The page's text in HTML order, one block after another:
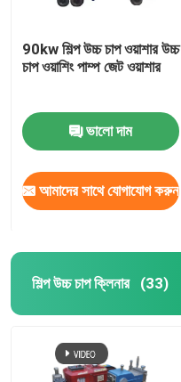
90kw শিল্প উচ্চ চাপ ওয়াশার উচ্চ
চাপ ওয়াশিং পাম্প জেট ওয়াশার
ভালো দাম
আমাদের সাথে যোগাযোগ করুন
শিল্প উচ্চ চাপ ক্লিনার (33)